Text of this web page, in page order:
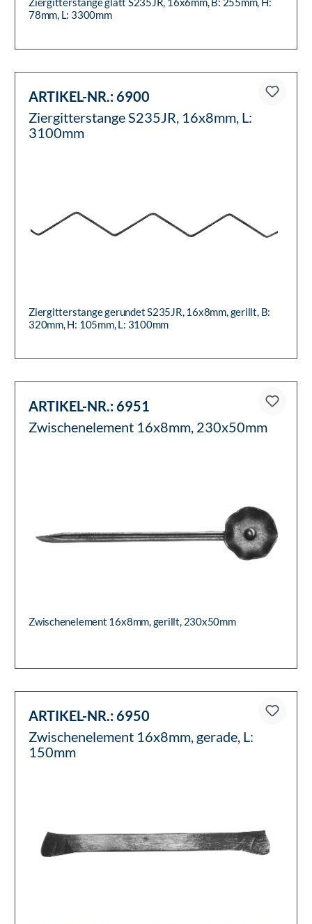
78mm, L: 3300mm
ARTIKEL-NR.:6900
Ziergitterstange S235JR, 16x8mm, L:
3100mm
Ziergitterstange gerundet S235JR, 16x8mm, gerillt, B:
320mm, H: 105mm, L: 3100mm
ARTIKEL-NR.:6951
Zwischenelement 16x8mm, 230x50mm
Zwischenelement 16x8mm, gerillt, 230x50mm
ARTIKEL-NR.:6950
Zwischenelement 16x8mm, gerade, L:
150mm